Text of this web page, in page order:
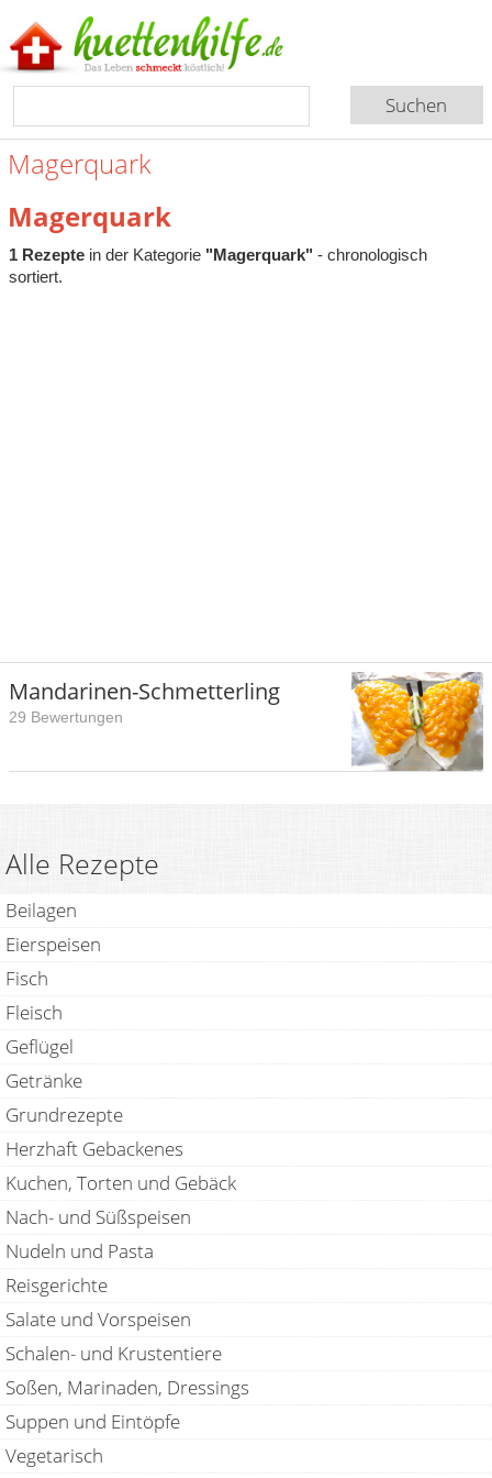
Magerquark
Magerquark
1 Rezeptein der Kategorie "Magerquark" - chronologisch
sortiert.
Mandarinen-Schmetterling
29 Bewertungen
Alle Rezepte
Beilagen
Eierspeisen
Fisch
Fleisch
Geflügel
Getränke
Grundrezepte
Herzhaft Gebackenes
Kuchen, Torten und Gebäck
Nach- und Süßspeisen
Nudeln und Pasta
Reisgerichte
Salate und Vorspeisen
Schalen- und Krustentiere
Soßen, Marinaden, Dressings
Suppen und Eintöpfe
Vegetarisch